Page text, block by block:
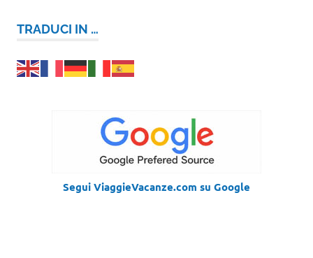
TRADUCI IN …
Segui ViaggieVacanze.com su Google